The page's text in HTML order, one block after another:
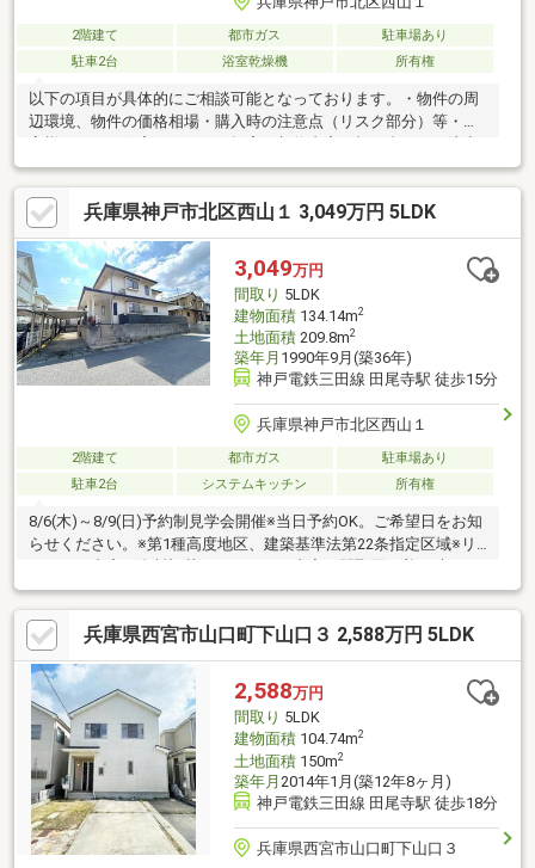
2階建て 都市ガス
駐車場あり
駐車2台
浴室乾燥機 所有権
以下の項目が具体的にご相談可能となっております。・物件の周
辺環境、物件の価格相場・購入時の注意点（リスク部分）等・お
点何度も経験のすることのない自宅の購入だからこそ真剣に最大
限のサポートをご提供いたします。エリアに特化しているからこ
そできる表に出ていない物件のイチ早い情報なども共有が可能で
すので条件に合った物件のご提案が可能です♪
兵庫県神戸市北区西山１ 3,049万円 5LDK
3,049万円
間取り 5LDK
建物面積134.14m2
土地面積209.8m2
築年月 1990年9月(築36年)
神戸電鉄三田線 田尾寺駅 徒歩15分
兵庫県神戸市北区西山１
2階建て 都市ガス
駐車場あり
駐車2台
システムキッチン 所有権
8/6(木)～8/9(日)予約制見学会開催※当日予約OK。ご希望日をお知
らせください。※第1種高度地区、建築基準法第22条指定区域※リ
のであり、着工後の状況によっては内容を変更する場合がござい
ます。※各階面積：1階77.01㎡ 2階57.13㎡※情報と現況が相違する
場合は、現況優先とします。※司法書士は売主の指定になりま
す。※通学の区域に関しては自治体や教育委員会等にご確認くだ
さい。
兵庫県西宮市山口町下山口３ 2,588万円 5LDK
2,588万円
間取り 5LDK
建物面積104.74m2
土地面積150m2
築年月 2014年1月(築12年8ヶ月)
神戸電鉄三田線 田尾寺駅 徒歩18分
兵庫県西宮市山口町下山口３